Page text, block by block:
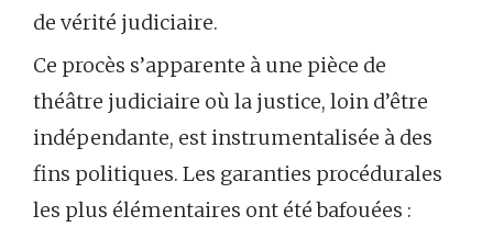
de vérité judiciaire.
Ce procès s’apparente à une pièce de
théâtre judiciaire où la justice, loin d’être
indépendante, est instrumentalisée à des
fins politiques. Les garanties procédurales
les plus élémentaires ont été bafouées :